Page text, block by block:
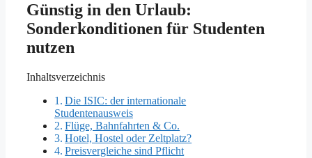
Günstig in den Urlaub:
Sonderkonditionen für Studenten
nutzen
Inhaltsverzeichnis
Die ISIC: der internationale
Studentenausweis
Flüge, Bahnfahrten & Co.
Hotel, Hostel oder Zeltplatz?
Preisvergleiche sind Pflicht